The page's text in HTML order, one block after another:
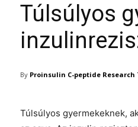
Túlsúlyos
By Proinsulin C-peptide Research
Túlsúlyos gyermekeknek,